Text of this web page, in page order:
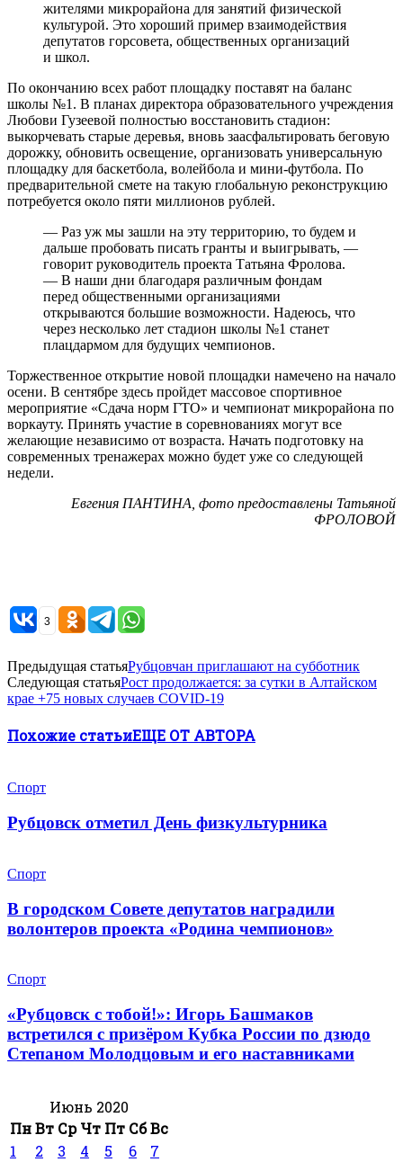
жителями микрорайона для занятий физической
культурой. Это хороший пример взаимодействия
депутатов горсовета, общественных организаций
и школ.
По окончанию всех работ площадку поставят на баланс
школы №1. В планах директора образовательного учреждения
Любови Гузеевой полностью восстановить стадион:
выкорчевать старые деревья, вновь заасфальтировать беговую
дорожку, обновить освещение, организовать универсальную
площадку для баскетбола, волейбола и мини-футбола. По
предварительной смете на такую глобальную реконструкцию
потребуется около пяти миллионов рублей.
— Раз уж мы зашли на эту территорию, то будем и
дальше пробовать писать гранты и выигрывать, —
говорит руководитель проекта Татьяна Фролова.
— В наши дни благодаря различным фондам
перед общественными организациями
открываются большие возможности. Надеюсь, что
через несколько лет стадион школы №1 станет
плацдармом для будущих чемпионов.
Торжественное открытие новой площадки намечено на начало
осени. В сентябре здесь пройдет массовое спортивное
мероприятие «Сдача норм ГТО» и чемпионат микрорайона по
воркауту. Принять участие в соревнованиях могут все
желающие независимо от возраста. Начать подготовку на
современных тренажерах можно будет уже со следующей
недели.
Евгения ПАНТИНА, фото предоставлены Татьяной
ФРОЛОВОЙ
3
Предыдущая статьяРубцовчан приглашают на субботник
Следующая статьяРост продолжается: за сутки в Алтайском
крае +75 новых случаев COVID-19
Похожие статьиЕЩЕ ОТ АВТОРА
Спорт
Рубцовск отметил День физкультурника
Спорт
В городском Совете депутатов наградили
волонтеров проекта «Родина чемпионов»
Спорт
«Рубцовск с тобой!»: Игорь Башмаков
встретился с призёром Кубка России по дзюдо
Степаном Молодцовым и его наставниками
Июнь 2020
ПнВт Ср Чт Пт СбВс
1
2 3 4 5 6
7